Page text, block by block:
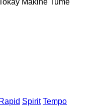
Rapid Spirit Tempo